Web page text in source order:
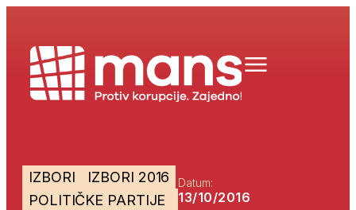
IZBORI
IZBORI 2016
POLITIČKE PARTIJE
Datum:
13/10/2016